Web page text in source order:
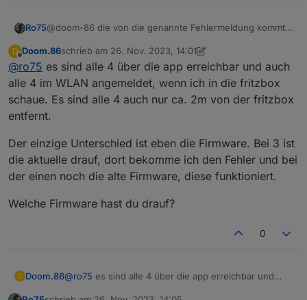
Ro75@doom-86 die von die genannte Fehlermeldung kommt
Ro75.
D
Offline
Doom.86schrieb am 26. Nov. 2023, 14:01
zuletzt editiert von Doom.86
@ro75 es sind alle 4 über die app erreichbar und auch
alle 4 im WLAN angemeldet, wenn ich in die fritzbox
schaue. Es sind alle 4 auch nur ca. 2m von der fritzbox
entfernt.
Der einzige Unterschied ist eben die Firmware. Bei 3 ist
die aktuelle drauf, dort bekomme ich den Fehler und bei
der einen noch die alte Firmware, diese funktioniert.
Welche Firmware hast du drauf?
0
D Doom.86@ro75 es sind alle 4 über die app erreichbar und